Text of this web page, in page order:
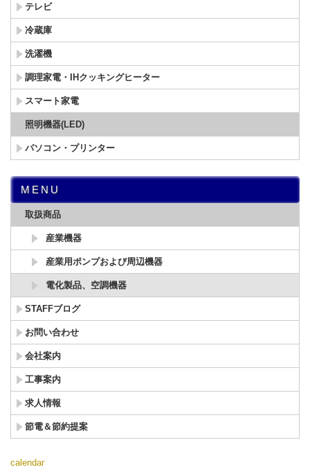
テレビ
冷蔵庫
洗濯機
調理家電・IHクッキングヒーター
スマート家電
照明機器(LED)
パソコン・プリンター
MENU
取扱商品
産業機器
産業用ポンプおよび周辺機器
電化製品、空調機器
STAFFブログ
お問い合わせ
会社案内
工事案内
求人情報
節電＆節約提案
calendar